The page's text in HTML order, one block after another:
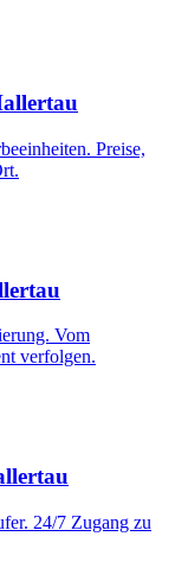
Preise,
Vom
verfolgen.
24/7 Zugang zu